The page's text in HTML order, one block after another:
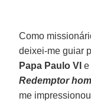
Como
deixei-me guiar
Papa Paulo VI e
Redemptor
me